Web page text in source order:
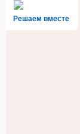
Решаем вместе